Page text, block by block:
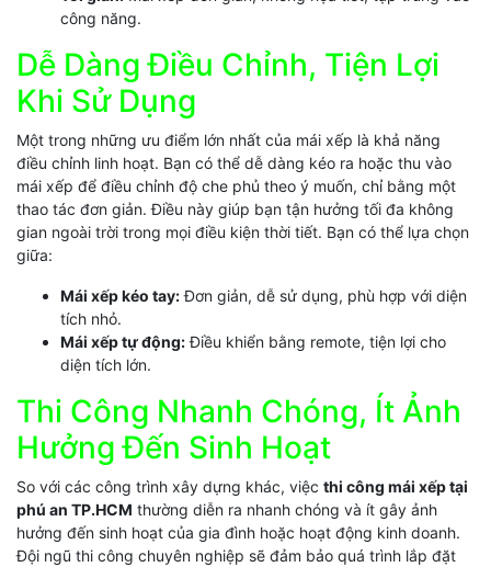
công năng.
Dễ Dàng Điều Chỉnh, Tiện Lợi
Khi Sử Dụng
Một trong những ưu điểm lớn nhất của mái xếp là khả năng
điều chỉnh linh hoạt. Bạn có thể dễ dàng kéo ra hoặc thu vào
mái xếp để điều chỉnh độ che phủ theo ý muốn, chỉ bằng một
thao tác đơn giản. Điều này giúp bạn tận hưởng tối đa không
gian ngoài trời trong mọi điều kiện thời tiết. Bạn có thể lựa chọn
giữa:
Mái xếp kéo tay:Đơn giản, dễ sử dụng, phù hợp với diện
tích nhỏ.
Mái xếp tự động:Điều khiển bằng remote, tiện lợi cho
diện tích lớn.
Thi Công Nhanh Chóng, Ít Ảnh
Hưởng Đến Sinh Hoạt
So với các công trình xây dựng khác, việc thi công mái xếp tại
phú an TP.HCM thường diễn ra nhanh chóng và ít gây ảnh
hưởng đến sinh hoạt của gia đình hoặc hoạt động kinh doanh.
Đội ngũ thi công chuyên nghiệp sẽ đảm bảo quá trình lắp đặt